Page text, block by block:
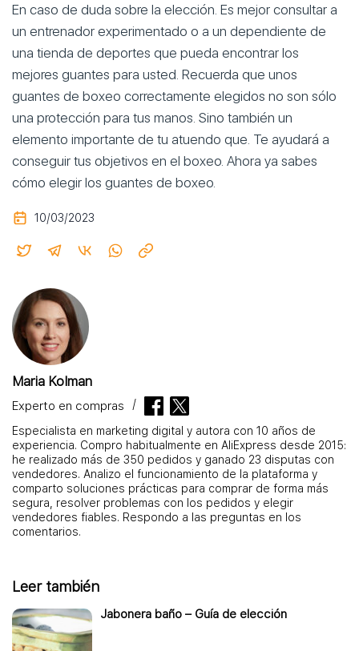
En caso de duda sobre la elección. Es mejor consultar a
un entrenador experimentado o a un dependiente de
una tienda de deportes que pueda encontrar los
mejores guantes para usted. Recuerda que unos
guantes de boxeo correctamente elegidos no son sólo
una protección para tus manos. Sino también un
elemento importante de tu atuendo que. Te ayudará a
conseguir tus objetivos en el boxeo. Ahora ya sabes
cómo elegir los guantes de boxeo.
10/03/2023
Maria Kolman
Experto en compras
Especialista en marketing digital y autora con 10 años de
experiencia. Compro habitualmente en AliExpress desde 2015:
he realizado más de 350 pedidos y ganado 23 disputas con
vendedores. Analizo el funcionamiento de la plataforma y
comparto soluciones prácticas para comprar de forma más
segura, resolver problemas con los pedidos y elegir
vendedores fiables. Respondo a las preguntas en los
comentarios.
Leer también
Jabonera baño – Guía de elección